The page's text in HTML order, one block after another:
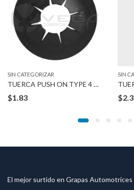
SIN CATEGORIZAR
TUERCA PUSH ON TYPE 4 MM STUD
$1.83
SIN
$
El mejor surtido en Grapas Automotrices